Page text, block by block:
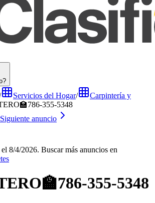
Servicios del Hogar/
Carpintería y
355-5348
Siguiente anuncio
8/4/2026. Buscar más anuncios en
355-5348